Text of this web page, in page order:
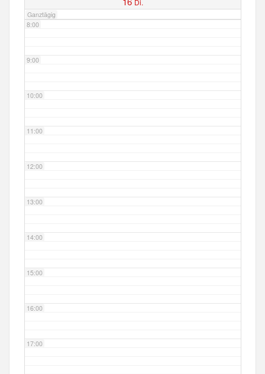
Di.
Ganztägig
8:00
9:00
10:00
11:00
12:00
13:00
14:00
15:00
16:00
17:00